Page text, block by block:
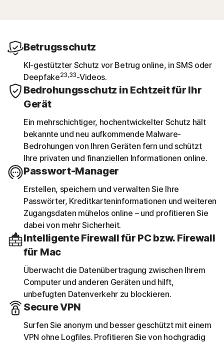
Betrugsschutz
KI-gestützter Schutz vor Betrug online, in SMS oder
Deepfake23,33-Videos.
Bedrohungsschutz in Echtzeit für Ihr
Gerät
Ein mehrschichtiger, hochentwickelter Schutz hält
bekannte und neu aufkommende Malware-
Bedrohungen von Ihren Geräten fern und schützt
Ihre privaten und finanziellen Informationen online.
Passwort-Manager
Erstellen, speichern und verwalten Sie Ihre
Passwörter, Kreditkarteninformationen und weiteren
Zugangsdaten mühelos online – und profitieren Sie
dabei von mehr Sicherheit.
Intelligente Firewall für PC bzw. Firewall
für Mac
Überwacht die Datenübertragung zwischen Ihrem
Computer und anderen Geräten und hilft,
unbefugten Datenverkehr zu blockieren.
Secure VPN
Surfen Sie anonym und besser geschützt mit einem
VPN ohne Logfiles. Profitieren Sie von hochgradig